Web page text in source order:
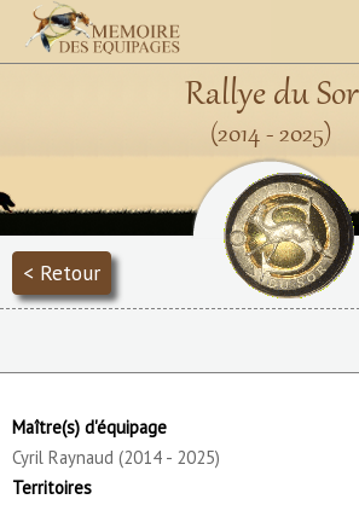
Rallye du Sor
(2014 - 2025)
< Retour
Maître(s) d'équipage
Cyril Raynaud (2014 - 2025)
Territoires